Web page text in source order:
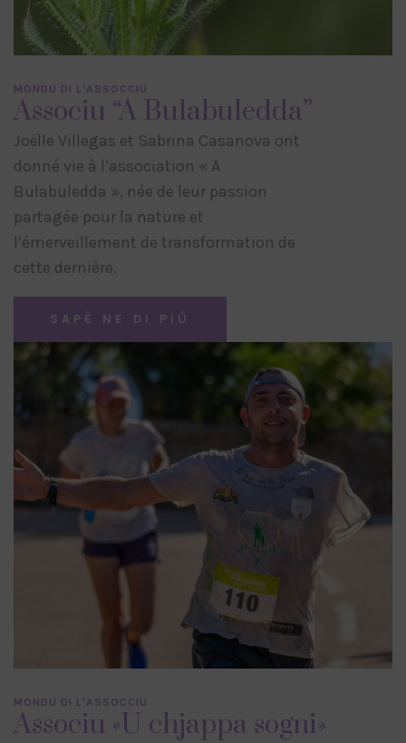
MONDU DI L'ASSOCCIU
Associu “A Bulabuledda”
Joëlle Villegas et Sabrina Casanova ont
donné vie à l’association « A
Bulabuledda », née de leur passion
partagée pour la nature et
l’émerveillement de transformation de
cette dernière.
SAPÈ NE DI PIÙ
MONDU DI L'ASSOCCIU
Associu «U chjappa sogni»